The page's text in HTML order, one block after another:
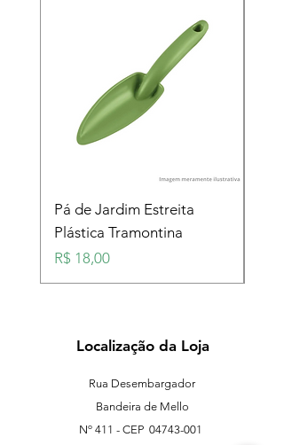
Pá de Jardim Estreita
Plástica Tramontina
Preço
R$ 18,00
Localização da Loja
Rua Desembargador
Bandeira de Mello
Nº 411 - CEP 04743-001